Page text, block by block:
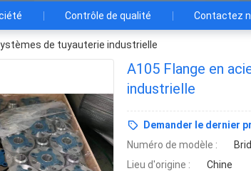
Contrôle de qualité Contactez
de tuyauterie industrielle
A105 Flange en
industrielle
Demander le dernier
Numéro de modèle :
Lieu d'origine :
Chine